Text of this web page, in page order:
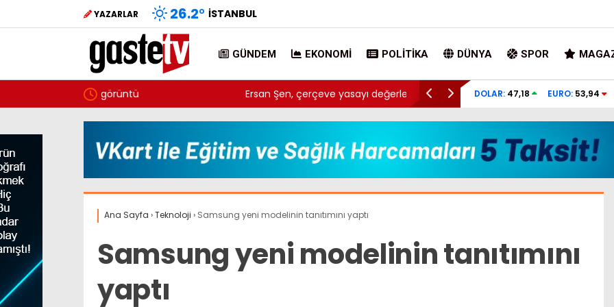
YAZARLAR 26.2° İSTANBUL
GÜNDEM EKONOMI POLITIKA DÜNYA SPOR
Ersan Şen, çerçeve yasayı değerlendirdi: Örgüt yöneticileri
kapsam dışı
Kılıçdaroğlu’dan Yeni Parti’ye tablolu
arınıp…
DOLAR: 47,18 EURO: 53,94
Ana Sayfa ›Teknoloji › Samsung yeni modelinin tanıtımını yaptı
Samsung yeni modelinin tanıtımını
yaptı